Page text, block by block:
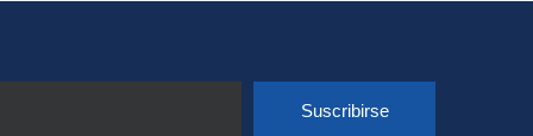
Suscribirse